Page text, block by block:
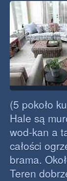
(5 pokoło
Hale są
wod-kan a
całości
brama.
Teren